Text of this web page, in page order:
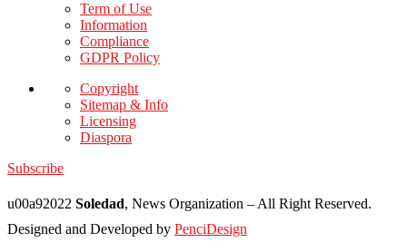
Term of Use
Information
Compliance
GDPR Policy
Copyright
Sitemap & Info
Licensing
Diaspora
Subscribe
u00a92022 Soledad, News Organization – All Right Reserved.
Designed and Developed by PenciDesign